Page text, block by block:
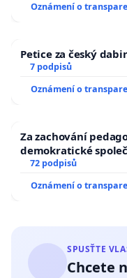
Oznámení o
Petice za český
7 podpisů
Oznámení o
Za zachování
demokratické
72 podpisů
Oznámení o
SPUSŤTE
Chcete